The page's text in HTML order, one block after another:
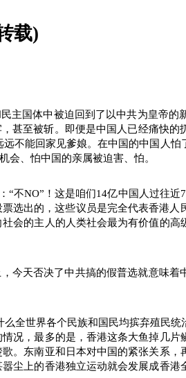
载)
主国体中被迫回到了以中共为皇帝的
甚至被斩。即便是中国人已经痛快
不能回家见爹娘。在中国的中国人
、怕中国的亲属被迫害、怕。
“不NO”！这是咱们14亿中国人过往近
选出的，这些议员是完全代表香港人
会的主人的人类社会最为有价值的高
今天否决了中共搞的假普选就意味着
全世界各个民族和国民均摈弃殖民
况，最多的是，香港这条大鱼掉几片
。东南亚和日本对中国的紧张关系，
尘上的香港独立运动就会发展成香港